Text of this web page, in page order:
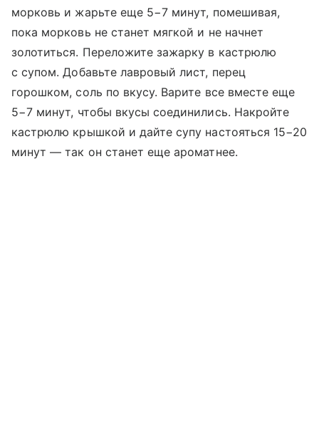
морковь и жарьте еще 5−7 минут, помешивая,
пока морковь не станет мягкой и не начнет
золотиться. Переложите зажарку в кастрюлю
с супом. Добавьте лавровый лист, перец
горошком, соль по вкусу. Варите все вместе еще
5−7 минут, чтобы вкусы соединились. Накройте
кастрюлю крышкой и дайте супу настояться 15−20
минут — так он станет еще ароматнее.